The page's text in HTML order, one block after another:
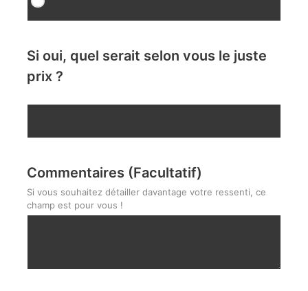
Si oui, quel serait selon vous le juste
prix ?
Commentaires (Facultatif)
Si vous souhaitez détailler davantage votre ressenti, ce
champ est pour vous !